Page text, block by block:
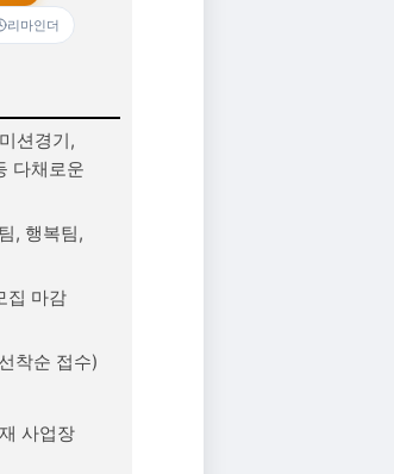
리마인더
션경기,
다채로운
, 행복팀,
집 마감
착순 접수)
사업장